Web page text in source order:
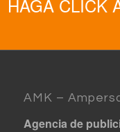
HAGA CLICK
AMK –
Agencia de